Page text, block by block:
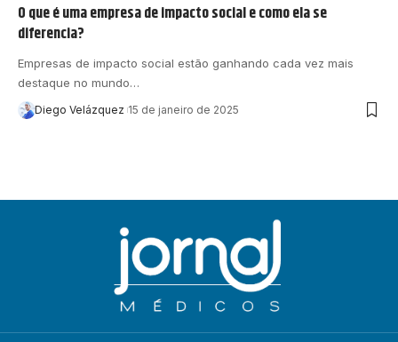
O que é uma empresa de impacto social e como ela se
diferencia?
Empresas de impacto social estão ganhando cada vez mais
destaque no mundo…
Diego Velázquez 15 de janeiro de 2025